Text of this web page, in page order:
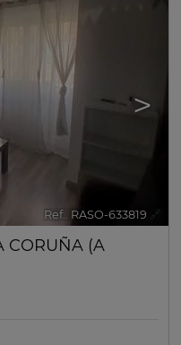
>
Ref.. RASO-633819 🔗
CORUÑA (A